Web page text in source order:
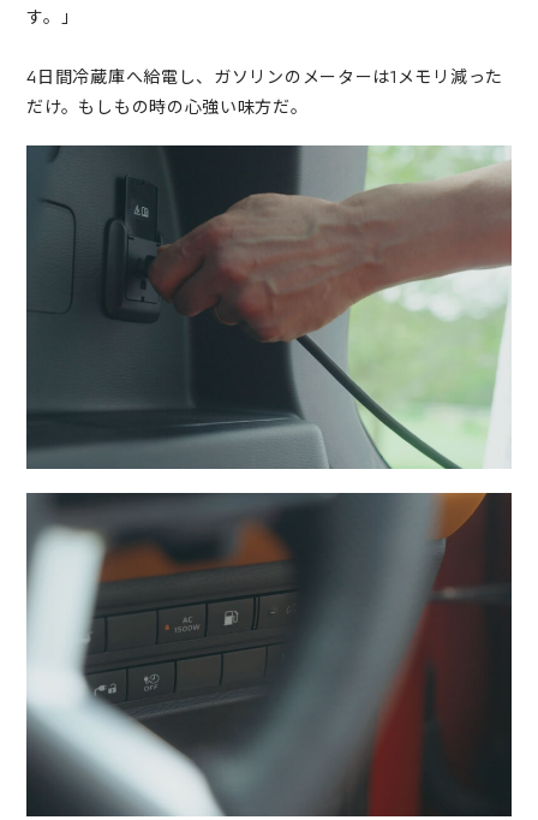
す。」
4日間冷蔵庫へ給電し、ガソリンのメーターは1メモリ減った
だけ。もしもの時の心強い味方だ。